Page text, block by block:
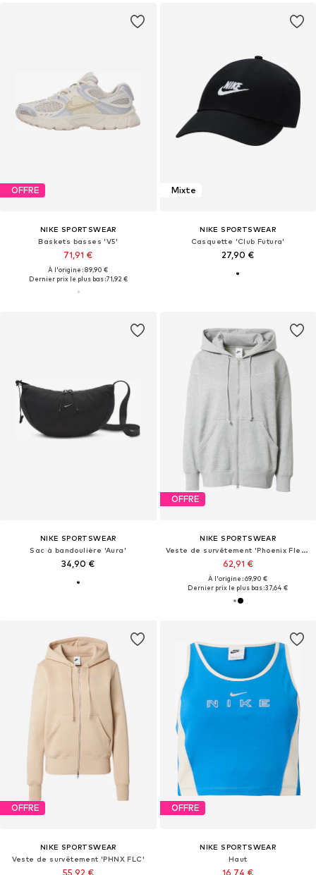
OFFRE
NIKE SPORTSWEAR
Baskets basses 'V5'
71,91 €
À l'origine : 89,90 €
Dernier prix le plus bas :71,92 €
Mixte
NIKE SPORTSWEAR
Casquette 'Club Futura'
27,90 €
NIKE SPORTSWEAR
Sac à bandoulière 'Aura'
34,90 €
OFFRE
NIKE SPORTSWEAR
Veste de survêtement 'Phoenix Fleece'
62,91 €
À l'origine : 69,90 €
Dernier prix le plus bas :37,64 €
OFFRE
NIKE SPORTSWEAR
Veste de survêtement 'PHNX FLC'
55,92 €
OFFRE
NIKE SPORTSWEAR
Haut
16,74 €